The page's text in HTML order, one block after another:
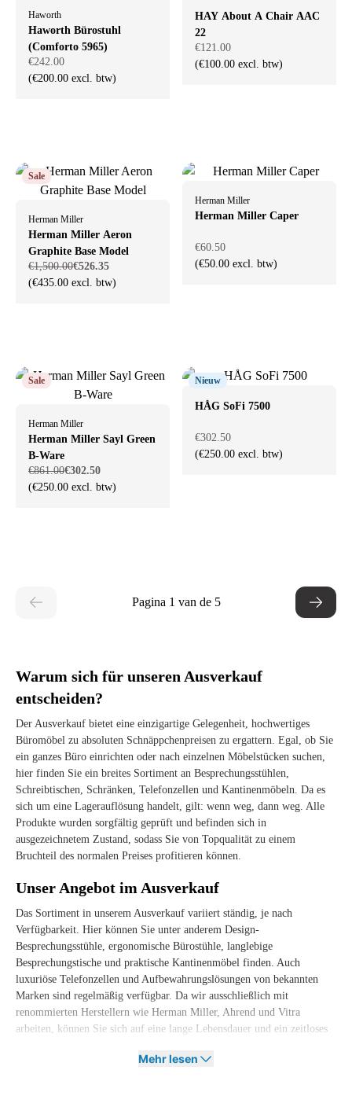
Haworth
Haworth Bürostuhl
(Comforto 5965)
€242.00
(€200.00 excl. btw)
HAY About A Chair AAC
22
€121.00
(€100.00 excl. btw)
Sale
Herman Miller
Herman Miller Aeron
Graphite Base Model
€1,500.00€526.35
(€435.00 excl. btw)
Herman Miller
Herman Miller Caper
€60.50
(€50.00 excl. btw)
Sale
Herman Miller
Herman Miller Sayl Green
B-Ware
€861.00€302.50
(€250.00 excl. btw)
Nieuw
HÅG SoFi 7500
€302.50
(€250.00 excl. btw)
Pagina 1 van de 5
Warum sich für unseren Ausverkauf
entscheiden?
Der Ausverkauf bietet eine einzigartige Gelegenheit, hochwertiges
Büromöbel zu absoluten Schnäppchenpreisen zu ergattern. Egal, ob Sie
ein ganzes Büro einrichten oder nach einzelnen Möbelstücken suchen,
hier finden Sie ein breites Sortiment an Besprechungsstühlen,
Schreibtischen, Schränken, Telefonzellen und Kantinenmöbeln. Da es
sich um eine Lagerauflösung handelt, gilt: wenn weg, dann weg. Alle
Produkte wurden sorgfältig geprüft und befinden sich in
ausgezeichnetem Zustand, sodass Sie von Topqualität zu einem
Bruchteil des normalen Preises profitieren können.
Unser Angebot im Ausverkauf
Das Sortiment in unserem Ausverkauf variiert ständig, je nach
Verfügbarkeit. Hier können Sie unter anderem Design-
Besprechungsstühle, ergonomische Bürostühle, langlebige
Besprechungstische und praktische Kantinenmöbel finden. Auch
luxuriöse Telefonzellen und Aufbewahrungslösungen von bekannten
Marken sind regelmäßig verfügbar. Da wir ausschließlich mit
renommierten Herstellern wie Herman Miller, Ahrend und Vitra
arbeiten, können Sie sich auf eine lange Lebensdauer und ein zeitloses
Mehr lesen